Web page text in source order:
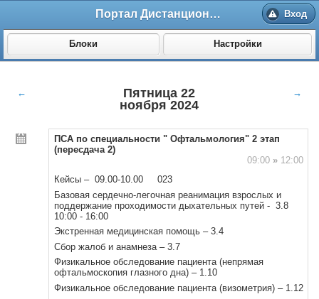
Портал Дистанционного обучения ВолгГМУ Вход
Блоки Настройки
←
Пятница 22
ноября 2024
→
ПСА по специальности " Офтальмология" 2 этап
(пересдача 2)
09:00 »12:00
Кейсы – 09.00-10.00 023
Базовая сердечно-легочная реанимация взрослых и
поддержание проходимости дыхательных путей - 3.8
10:00 - 16:00
Экстренная медицинская помощь – 3.4
Сбор жалоб и анамнеза – 3.7
Физикальное обследование пациента (непрямая
офтальмоскопия глазного дна) – 1.10
Физикальное обследование пациента (визометрия) – 1.12